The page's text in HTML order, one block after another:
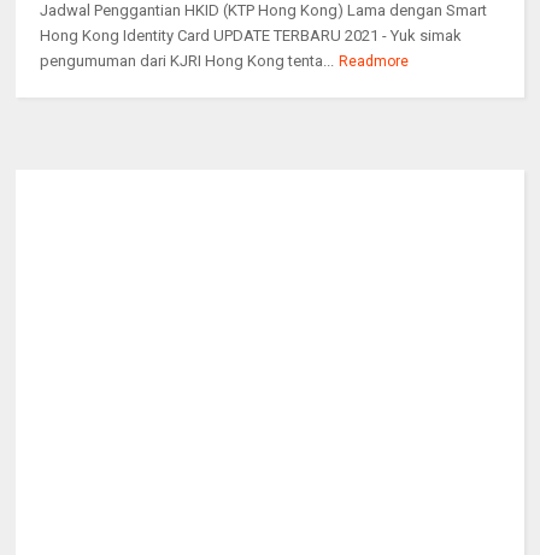
Jadwal Penggantian HKID (KTP Hong Kong) Lama dengan Smart
Hong Kong Identity Card UPDATE TERBARU 2021 - Yuk simak
pengumuman dari KJRI Hong Kong tenta... Readmore